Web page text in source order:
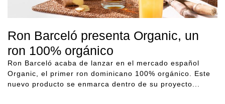
Ron Barceló presenta Organic, un
ron 100% orgánico
Ron Barceló acaba de lanzar en el mercado español
Organic, el primer ron dominicano 100% orgánico. Este
nuevo producto se enmarca dentro de su proyecto...